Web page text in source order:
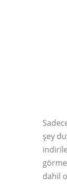
şey
dahil